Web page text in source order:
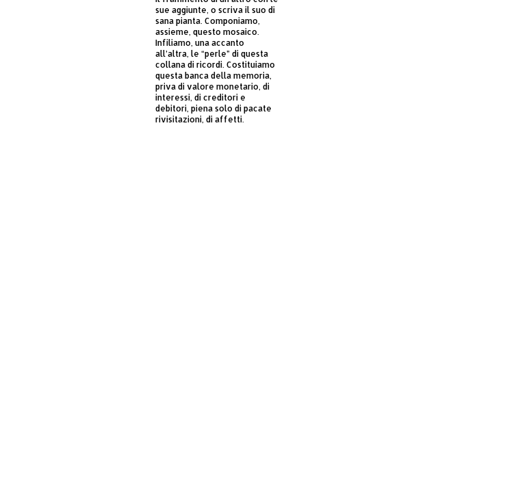
sue aggiunte, o scriva il suo di
sana pianta. Componiamo,
assieme, questo mosaico.
Infiliamo, una accanto
all’altra, le “perle” di questa
collana di ricordi. Costituiamo
questa banca della memoria,
priva di valore monetario, di
interessi, di creditori e
debitori, piena solo di pacate
rivisitazioni, di affetti.